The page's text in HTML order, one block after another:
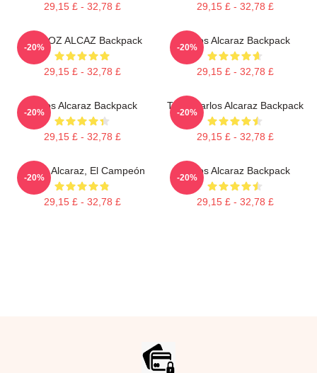
29,15 £ - 32,78 £ 29,15 £ - 32,78 £
CARLOZ ALCAZ Backpack
29,15 £ - 32,78 £
-20%
Carlos Alcaraz Backpack
29,15 £ - 32,78 £
-20%
Carlos Alcaraz Backpack
29,15 £ - 32,78 £
-20%
Tenis Carlos Alcaraz Backpack
29,15 £ - 32,78 £
-20%
Carlos Alcaraz, El Campeón
29,15 £ - 32,78 £
-20%
Carlos Alcaraz Backpack
29,15 £ - 32,78 £
-20%